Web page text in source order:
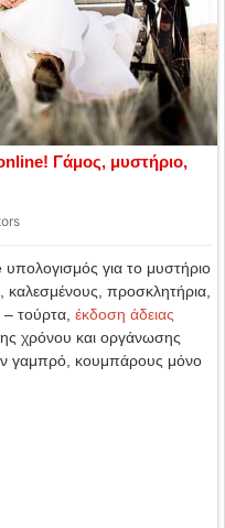
Γάμος, μυστήριο,
για το μυστήριο
προσκλητήρια,
τούρτα, έκδοση άδειας
χρόνου και οργάνωσης
γαμπρό, κουμπάρους μόνο